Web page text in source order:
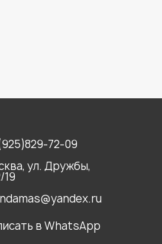
72-09
ул. Дружбы,
19
в WhatsApp